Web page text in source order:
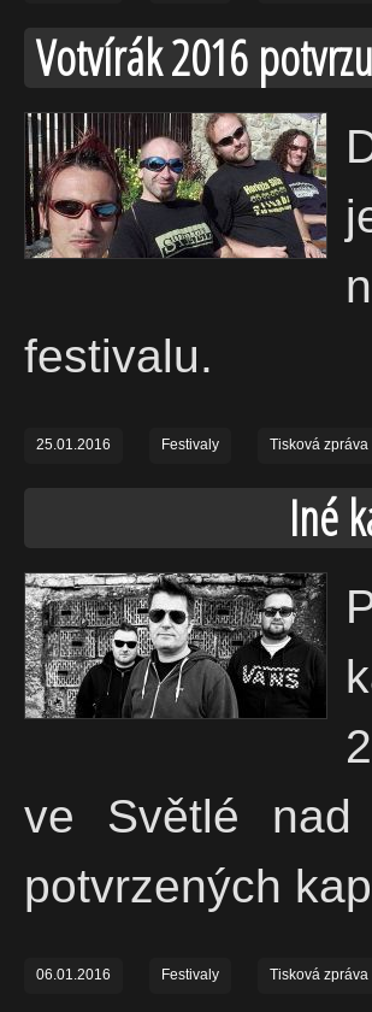
Votvírák 2016
festivalu.
25.01.2016 Festivaly Tisková zpráva
Iné
ve Světlé
potvrzených
06.01.2016 Festivaly Tisková zpráva